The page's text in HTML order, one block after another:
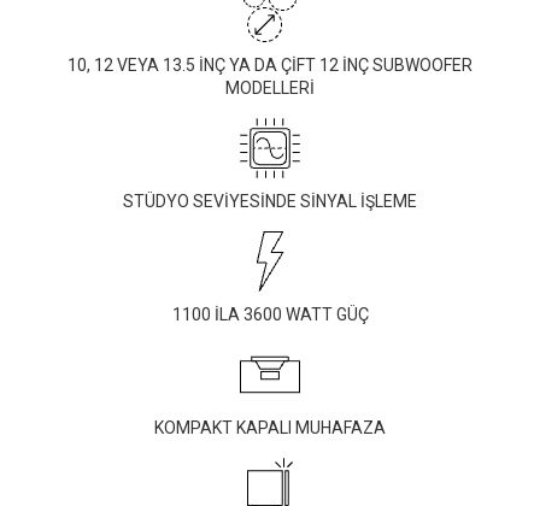
10, 12 VEYA 13.5 İNÇ YA DA ÇİFT 12 İNÇ SUBWOOFER
MODELLERİ
STÜDYO SEVİYESİNDE SİNYAL İŞLEME
1100 İLA 3600 WATT GÜÇ
KOMPAKT KAPALI MUHAFAZA